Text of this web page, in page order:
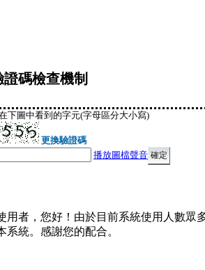
證碼檢查機制
下圖中看到的字元(字母區分大小寫)
更換驗證碼
播放圖檔聲音
用者，您好！由於目前系統使用人數眾
系統。感謝您的配合。